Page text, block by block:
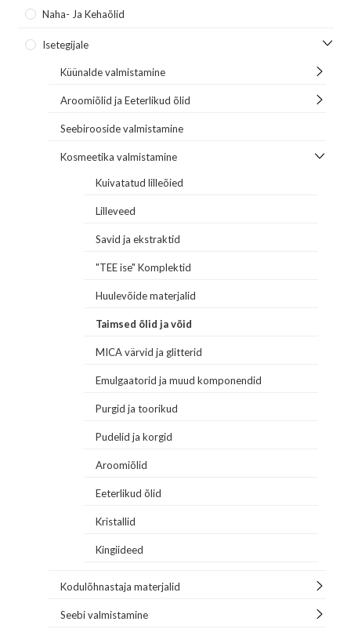
Naha- Ja Kehaõlid
Isetegijale
Küünalde valmistamine
Aroomiõlid ja Eeterlikud õlid
Seebirooside valmistamine
Kosmeetika valmistamine
Kuivatatud lilleõied
Lilleveed
Savid ja ekstraktid
"TEE ise" Komplektid
Huulevõide materjalid
Taimsed õlid ja võid
MICA värvid ja glitterid
Emulgaatorid ja muud komponendid
Purgid ja toorikud
Pudelid ja korgid
Aroomiõlid
Eeterlikud õlid
Kristallid
Kingiideed
Kodulõhnastaja materjalid
Seebi valmistamine